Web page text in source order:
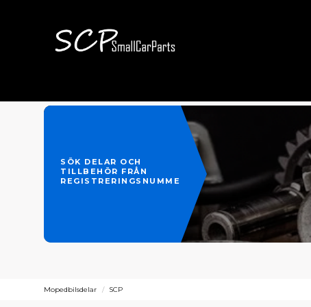
SÖK DELAR OCH
TILLBEHÖR FRÅN
REGISTRERINGSNUMMER
Mopedbilsdelar SCP